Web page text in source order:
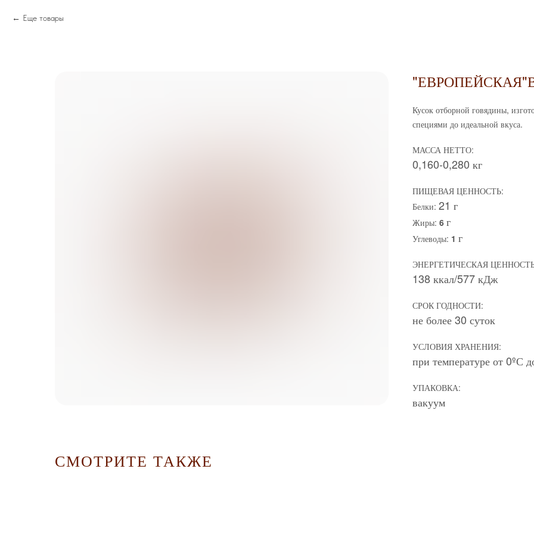
Еще товары
Кусок отборной говядины,
специями до идеальной вкуса.
МАССА НЕТТО:
0,160-0,280 кг
ПИЩЕВАЯ ЦЕННОСТЬ:
Белки: 21 г
Жиры: 6 г
Углеводы: 1 г
ЭНЕРГЕТИЧЕСКАЯ
138 ккал/577 кДж
СРОК ГОДНОСТИ:
не более 30 суток
УСЛОВИЯ ХРАНЕНИЯ:
при температуре от 0ºС
УПАКОВКА:
вакуум
СМОТРИТЕ ТАКЖЕ